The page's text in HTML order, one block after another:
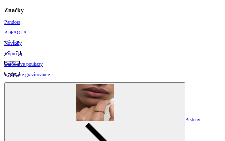
Značky
Pandora
PDPAOLA
Novinky
Výpredaj
Darčekové poukazy
Vzory pre gravírovanie
Prsteny